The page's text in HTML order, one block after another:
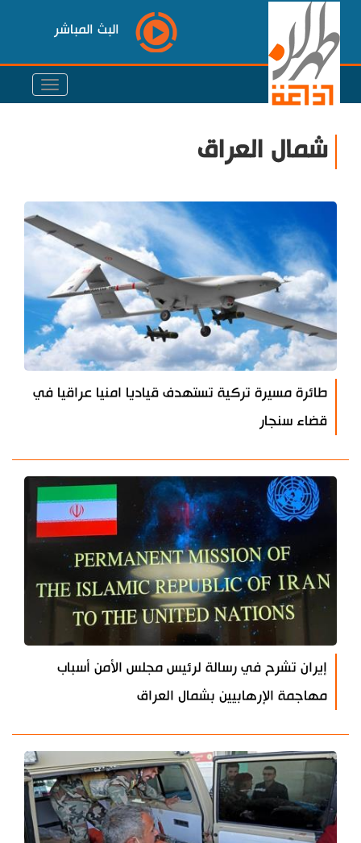
البث المباشر
شمال العراق
طائرة مسيرة تركية تستهدف قياديا امنيا عراقيا في
قضاء سنجار
إيران تشرح في رسالة لرئيس مجلس الأمن أسباب
مهاجمة الإرهابيين بشمال العراق